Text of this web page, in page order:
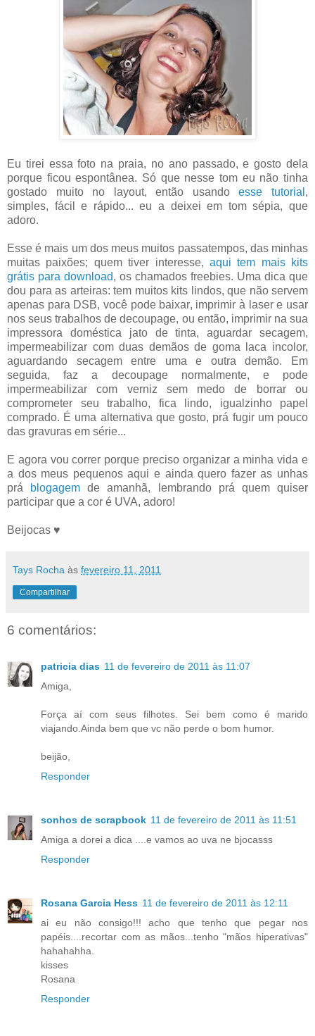
Eu tirei essa foto na praia, no ano passado, e gosto dela
porque ficou espontânea. Só que nesse tom eu não tinha
gostado muito no layout, então usandoesse tutorial ,
simples, fácil e rápido... eu a deixei em tom sépia, que
adoro.
Esse é mais um dos meus muitos passatempos, das minhas
muitas paixões; quem tiver interesse, aqui tem mais kits
grátis para download, os chamados freebies. Uma dica que
dou para as arteiras: tem muitos kits lindos, que não servem
apenas para DSB, você pode baixar, imprimir à laser e usar
nos seus trabalhos de decoupage, ou então, imprimir na sua
impressora doméstica jato de tinta, aguardar secagem,
impermeabilizar com duas demãos de goma laca incolor,
aguardando secagem entre uma e outra demão. Em
seguida, faz a decoupage normalmente, e pode
impermeabilizar com verniz sem medo de borrar ou
comprometer seu trabalho, fica lindo, igualzinho papel
comprado. É uma alternativa que gosto, prá fugir um pouco
das gravuras em série...
E agora vou correr porque preciso organizar a minha vida e
a dos meus pequenos aqui e ainda quero fazer as unhas
prá
blogagem de amanhã, lembrando prá quem quiser
participar que a cor é UVA, adoro!
Beijocas ♥
Tays Rocha às fevereiro 11, 2011
Compartilhar
6 comentários:
patricia dias 11 de fevereiro de 2011 às 11:07
Amiga,
Força aí com seus filhotes. Sei bem como é marido
viajando.Ainda bem que vc não perde o bom humor.
beijão,
Responder
sonhos de scrapbook 11 de fevereiro de 2011 às 11:51
Amiga a dorei a dica ....e vamos ao uva ne bjocasss
Responder
Rosana Garcia Hess 11 de fevereiro de 2011 às 12:11
ai eu não consigo!!! acho que tenho que pegar nos
papéis....recortar com as mãos...tenho "mãos hiperativas"
hahahahha.
kisses
Rosana
Responder